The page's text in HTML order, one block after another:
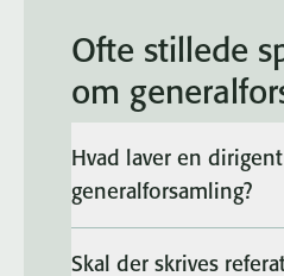
Ofte stillede
om
Hvad laver en
generalforsamling?
Skal der skrives